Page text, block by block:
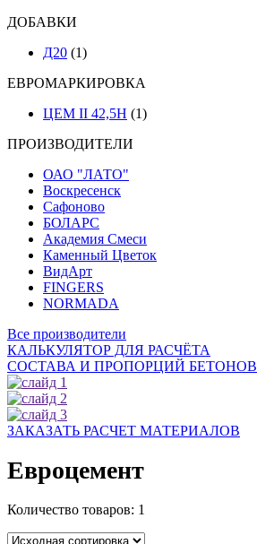
ДОБАВКИ
Д20 (1)
ЕВРОМАРКИРОВКА
ЦЕМ II 42,5Н (1)
ПРОИЗВОДИТЕЛИ
ОАО "ЛАТО"
Воскресенск
Сафоново
БОЛАРС
Академия Смеси
Каменный Цветок
ВидАрт
FINGERS
NORMADA
Все производители
КАЛЬКУЛЯТОР ДЛЯ РАСЧЁТА
СОСТАВА И ПРОПОРЦИЙ БЕТОНОВ
ЗАКАЗАТЬ РАСЧЕТ МАТЕРИАЛОВ
Евроцемент
Количество товаров: 1